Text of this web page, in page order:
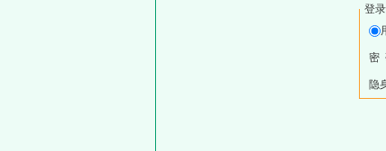
登录
密
隐